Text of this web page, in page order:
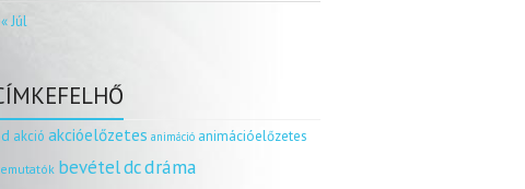
« Júl
akció akcióelőzetes animáció animációelőzetes
bevételdcdráma